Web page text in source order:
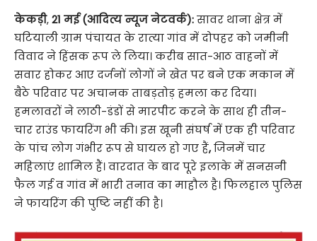
केकड़ी,21 मई (आदित्य न्यूज नेटवर्क):सावर थाना क्षेत्र में
घटियाली ग्राम पंचायत के रात्या गांव में दोपहर को जमीनी
विवाद ने हिंसक रूप ले लिया। करीब सात-आठ वाहनों में
सवार होकर आए दर्जनों लोगों ने खेत पर बने एक मकान में
बैठे परिवार पर अचानक ताबड़तोड़ हमला कर दिया।
हमलावरों ने लाठी-डंडों से मारपीट करने के साथ ही तीन-
चार राउंड फायरिंग भी की। इस खूनी संघर्ष में एक ही परिवार
के पांच लोग गंभीर रूप से घायल हो गए हैं,जिनमें चार
महिलाएं शामिल हैं। वारदात के बाद पूरे इलाके में सनसनी
फैल गई व गांव में भारी तनाव का माहौल है। फिलहाल पुलिस
ने फायरिंग की पुष्टि नहीं की है।